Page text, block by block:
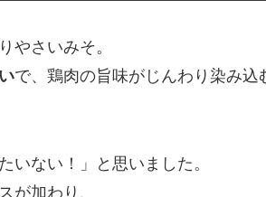
やさいみそ。
で、鶏肉の旨味がじんわり染み込
いない！」と思いました。
が加わり、